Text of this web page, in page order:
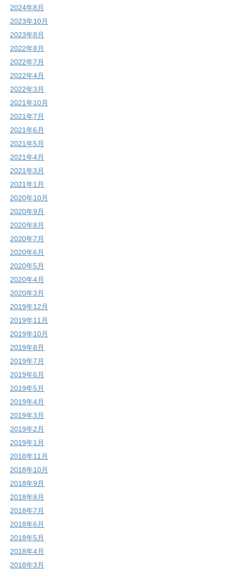
2024年8月
2023年10月
2023年8月
2022年8月
2022年7月
2022年4月
2022年3月
2021年10月
2021年7月
2021年6月
2021年5月
2021年4月
2021年3月
2021年1月
2020年10月
2020年9月
2020年8月
2020年7月
2020年6月
2020年5月
2020年4月
2020年3月
2019年12月
2019年11月
2019年10月
2019年8月
2019年7月
2019年6月
2019年5月
2019年4月
2019年3月
2019年2月
2019年1月
2018年11月
2018年10月
2018年9月
2018年8月
2018年7月
2018年6月
2018年5月
2018年4月
2018年3月